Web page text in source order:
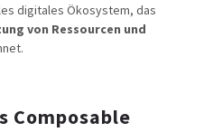
digitales Ökosystem, das
von Ressourcen und
Composable